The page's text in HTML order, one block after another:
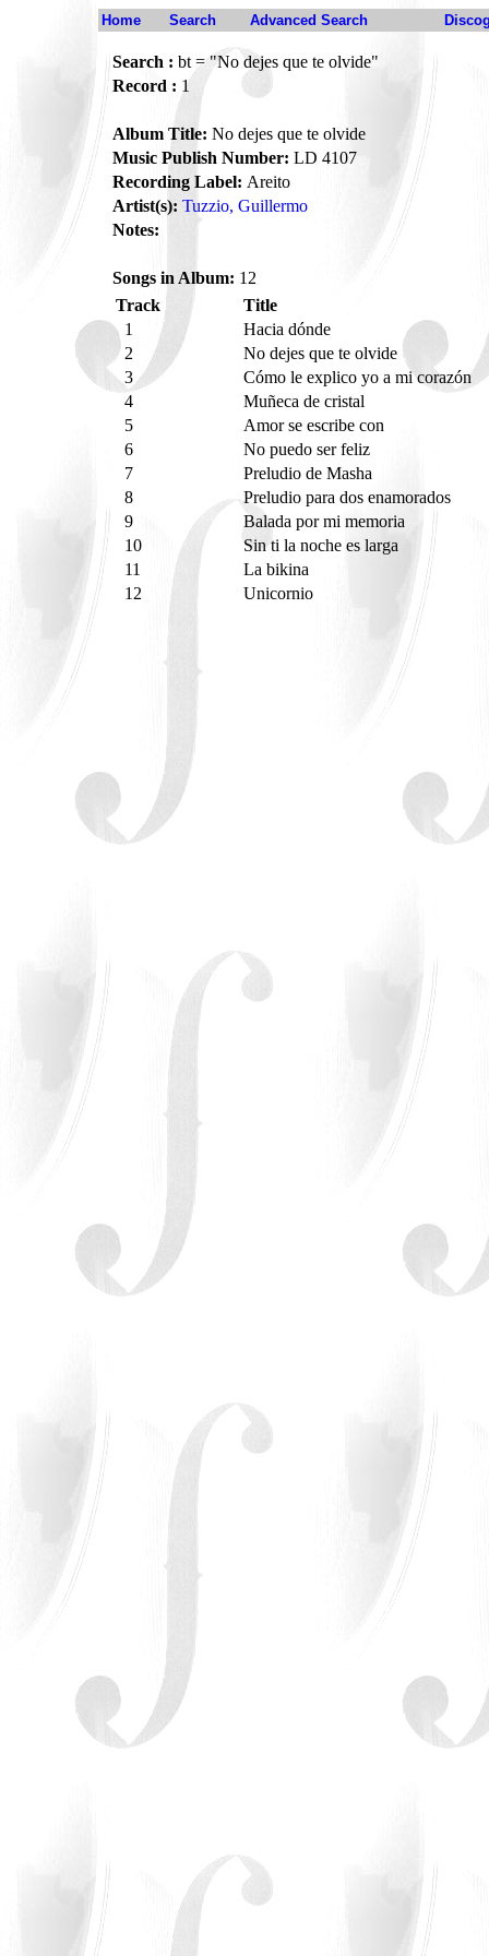
Home Search Advanced Search
Search : bt = "No dejes que te olvide"
Record : 1
Album Title: No dejes que te olvide
Music Publish Number: LD 4107
Recording Label: Areito
Artist(s): Tuzzio, Guillermo
Notes:
Songs in Album: 12
Track
Title
1
Hacia dónde
2
No dejes que te olvide
3
Cómo le explico yo a mi corazón
4
Muñeca de cristal
5
Amor se escribe con
6
No puedo ser feliz
7
Preludio de Masha
8
Preludio para dos enamorados
9
Balada por mi memoria
10
Sin ti la noche es larga
11
La bikina
12
Unicornio